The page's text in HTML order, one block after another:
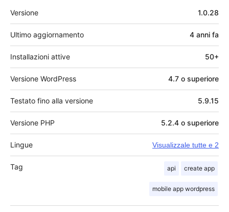
Meta
Versione 1.0.28
Ultimo aggiornamento 4 anni fa
Installazioni attive 50+
Versione WordPress 4.7 o superiore
Testato fino alla versione 5.9.15
Versione PHP 5.2.4 o superiore
Lingue Visualizzale tutte e 2
Tag api create app
mobile app wordpress